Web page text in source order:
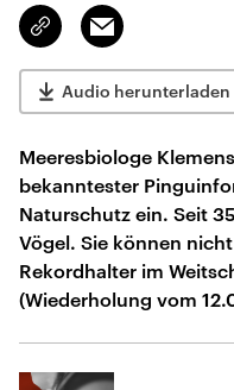
Link
kopieren/teilen
Email
Audio herunterladen
Meeresbiologe
bekanntester
Naturschutz ein. Seit
Vögel. Sie können
Rekordhalter im
(Wiederholung vom